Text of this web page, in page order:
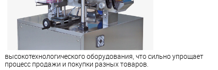
высокотехнологического оборудования, что сильно упрощает
процесс продажи и покупки разных товаров.